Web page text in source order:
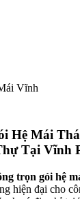
Hệ Mái
Tại Vĩnh
trọn gói hệ
hiện đại cho